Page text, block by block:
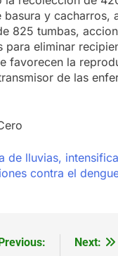
y cacharros,
825 tumbas,
para eliminar
favorecen la
de las
de lluvias,
contra el
Previous:
Next: